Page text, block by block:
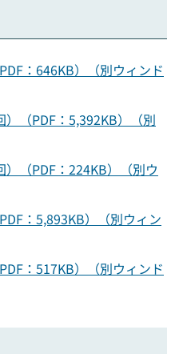
：646KB）（別ウィンド
（PDF：5,392KB）（別
（PDF：224KB）（別ウ
：5,893KB）（別ウィン
：517KB）（別ウィンド